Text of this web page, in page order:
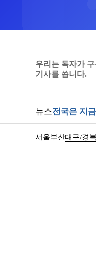
우리는 독자가
기사를 씁니다.
뉴스전국은 지금
서울부산대구/경북